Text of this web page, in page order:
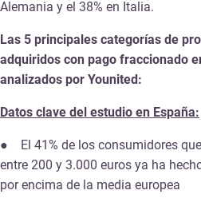
Alemania y el 38% en Italia.
Las 5 principales categorías de
adquiridos con pago fraccionado
analizados por Younited:
Datos clave del estudio en España:
● El 41% de los consumidores
entre 200 y 3.000 euros ya ha
por encima de la media europea